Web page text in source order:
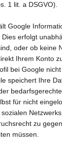
1 lit. a DSGVO).
Google
erfolgt
oder ob keine
Ihrem Konto
bei Google
speichert Ihre
für nicht
zu
müssen.